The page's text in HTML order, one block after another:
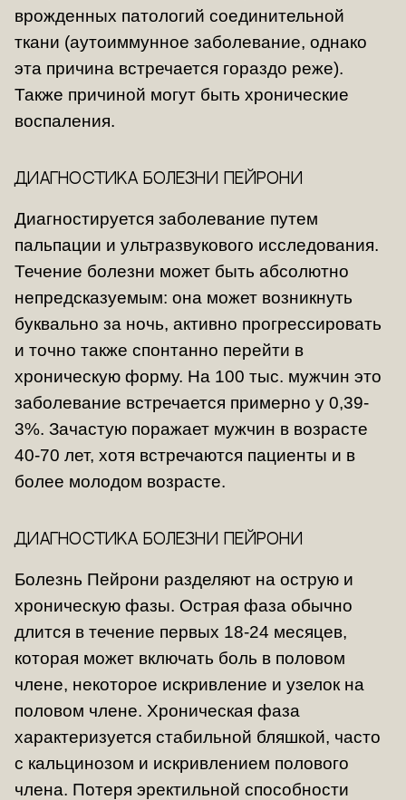
врожденных патологий соединительной
ткани (аутоиммунное заболевание, однако
эта причина встречается гораздо реже).
Также причиной могут быть хронические
воспаления.
Диагностика болезни Пейрони
Диагностируется заболевание путем
пальпации и ультразвукового исследования.
Течение болезни может быть абсолютно
непредсказуемым: она может возникнуть
буквально за ночь, активно прогрессировать
и точно также спонтанно перейти в
хроническую форму. На 100 тыс. мужчин это
заболевание встречается примерно у 0,39-
3%. Зачастую поражает мужчин в возрасте
40-70 лет, хотя встречаются пациенты и в
более молодом возрасте.
Диагностика болезни Пейрони
Болезнь Пейрони разделяют на острую и
хроническую фазы. Острая фаза обычно
длится в течение первых 18-24 месяцев,
которая может включать боль в половом
члене, некоторое искривление и узелок на
половом члене. Хроническая фаза
характеризуется стабильной бляшкой, часто
с кальцинозом и искривлением полового
члена. Потеря эректильной способности